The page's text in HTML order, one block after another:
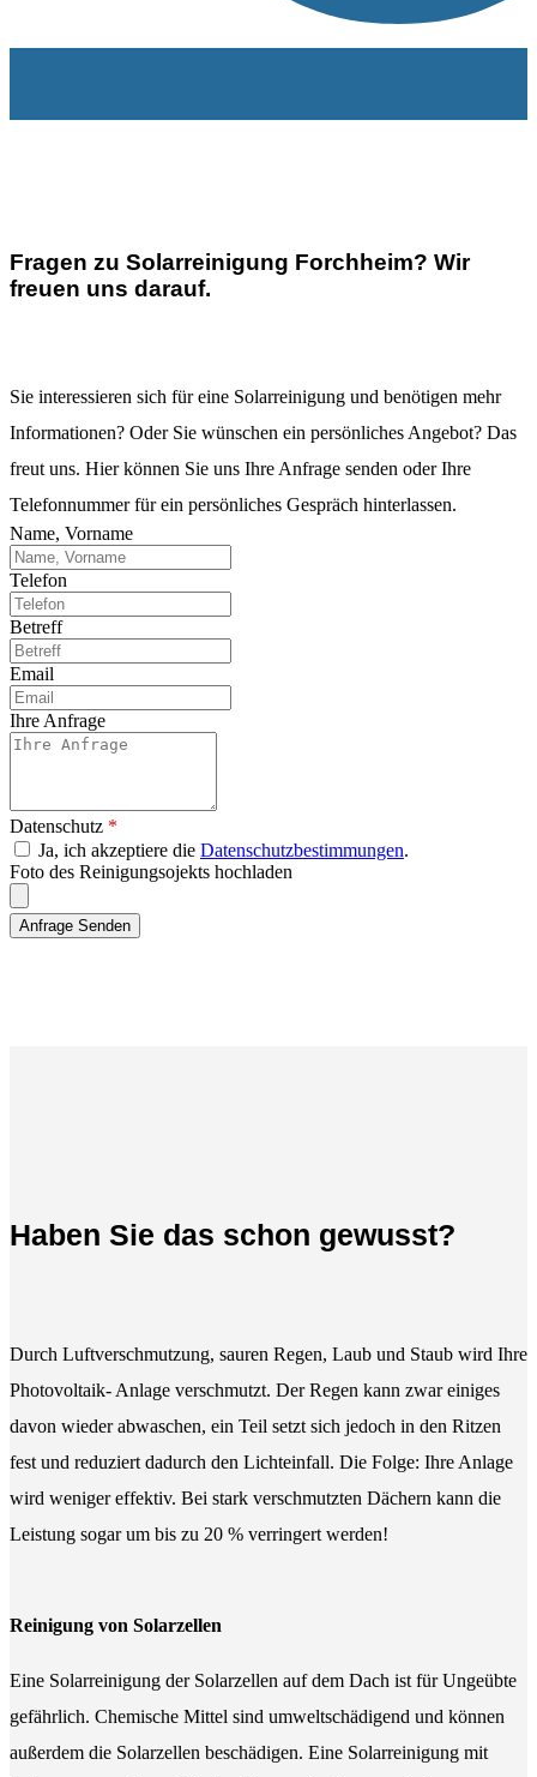
Fragen zu Solarreinigung Forchheim? Wir
freuen uns darauf.
Sie interessieren sich für eine Solarreinigung und benötigen mehr
Informationen? Oder Sie wünschen ein persönliches Angebot? Das
freut uns. Hier können Sie uns Ihre Anfrage senden oder Ihre
Telefonnummer für ein persönliches Gespräch hinterlassen.
Name, Vorname
Telefon
Betreff
Email
Ihre Anfrage
Datenschutz *
Ja, ich akzeptiere die Datenschutzbestimmungen.
Foto des Reinigungsojekts hochladen
Haben Sie das schon gewusst?
Durch Luftverschmutzung, sauren Regen, Laub und Staub wird Ihre
Photovoltaik- Anlage verschmutzt. Der Regen kann zwar einiges
davon wieder abwaschen, ein Teil setzt sich jedoch in den Ritzen
fest und reduziert dadurch den Lichteinfall. Die Folge: Ihre Anlage
wird weniger effektiv. Bei stark verschmutzten Dächern kann die
Leistung sogar um bis zu 20 % verringert werden!
Reinigung von Solarzellen
Eine Solarreinigung der Solarzellen auf dem Dach ist für Ungeübte
gefährlich. Chemische Mittel sind umweltschädigend und können
außerdem die Solarzellen beschädigen. Eine Solarreinigung mit